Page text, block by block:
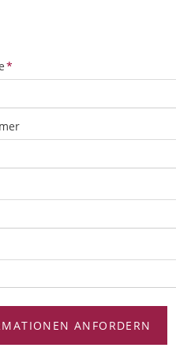
*
ANFORDERN